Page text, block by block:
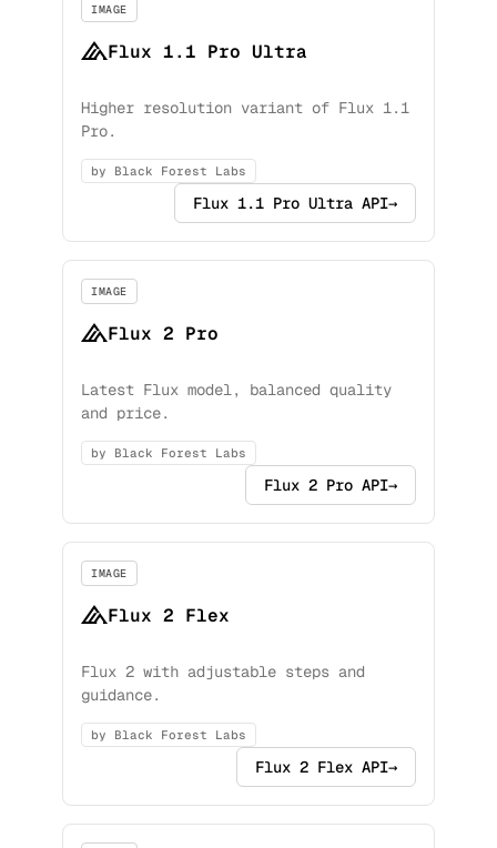
IMAGE
Flux 1.1 Pro Ultra
Higher resolution variant of Flux 1.1
Pro.
by Black Forest Labs
Flux 1.1 Pro Ultra API→
IMAGE
Flux 2 Pro
Latest Flux model, balanced quality
and price.
by Black Forest Labs
Flux 2 Pro API→
IMAGE
Flux 2 Flex
Flux 2 with adjustable steps and
guidance.
by Black Forest Labs
Flux 2 Flex API→